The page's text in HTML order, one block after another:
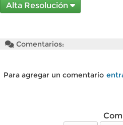
Alta Resolución
Comentarios:
Para agregar un comentario